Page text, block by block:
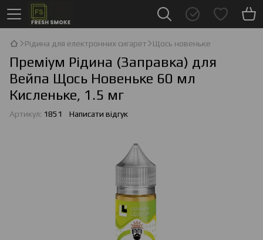
Рідина для електронних сигарет Щось новеньке
Преміум Рідина (Заправка) для
Вейпа Щось Новеньке 60 мл
Кисленьке, 1.5 мг
Артикул: 1851 Написати відгук